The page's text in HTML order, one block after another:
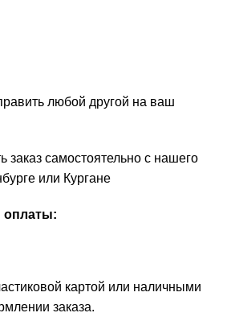
любой другой на ваш
заказ самостоятельно с нашего
или Кургане
картой или наличными
заказа.